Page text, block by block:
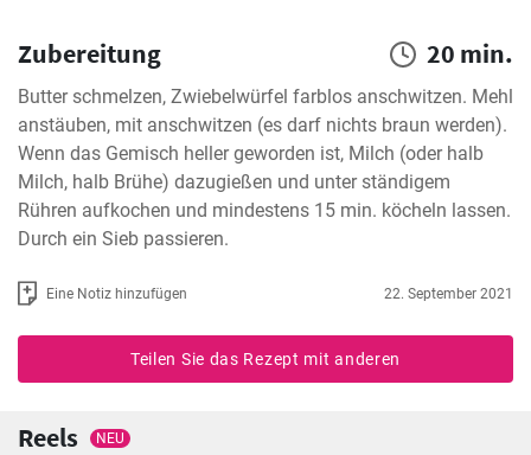
Zubereitung 20 min.
Butter schmelzen, Zwiebelwürfel farblos anschwitzen. Mehl
anstäuben, mit anschwitzen (es darf nichts braun werden).
Wenn das Gemisch heller geworden ist, Milch (oder halb
Milch, halb Brühe) dazugießen und unter ständigem
Rühren aufkochen und mindestens 15 min. köcheln lassen.
Durch ein Sieb passieren.
Eine Notiz hinzufügen 22. September 2021
Teilen Sie das Rezept mit anderen
Reels NEU